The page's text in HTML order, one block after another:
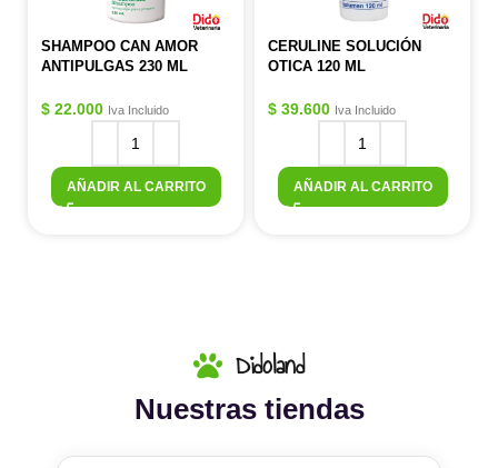
SHAMPOO CAN AMOR
ANTIPULGAS 230 ML
$ 22.000 Iva Incluido
AÑADIR AL CARRITO
CERULINE SOLUCIÓN
OTICA 120 ML
$ 39.600 Iva Incluido
AÑADIR AL CARRITO
Didoland
Nuestras tiendas